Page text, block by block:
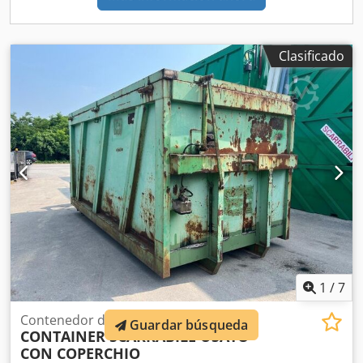
para obtener una comparación actualizada de precios y
condiciones. Para más información: Loris: 3484773001 URL:
opera en el sector de la compra y venta de vehículos
industriales y comerciales, especializada principalmente
en el sector de residuos. Especializados en camiones,
remolques y equipos descargables. Con un parque de más
de 50 camiones y más de 150 cajas, contenedores con y sin
grúa descargable en stock para entrega inmediata. S.E.&O
Dada la cantidad de anuncios y detalles incluidos, Aurora
invita a verificar la exactitud de los datos proporcionados
con el personal de ventas.
Clasificado
1 /7
Contenedor de volteo
CONTAINER SCARRABILE USATO
CON COPERCHIO
Guardar búsqueda